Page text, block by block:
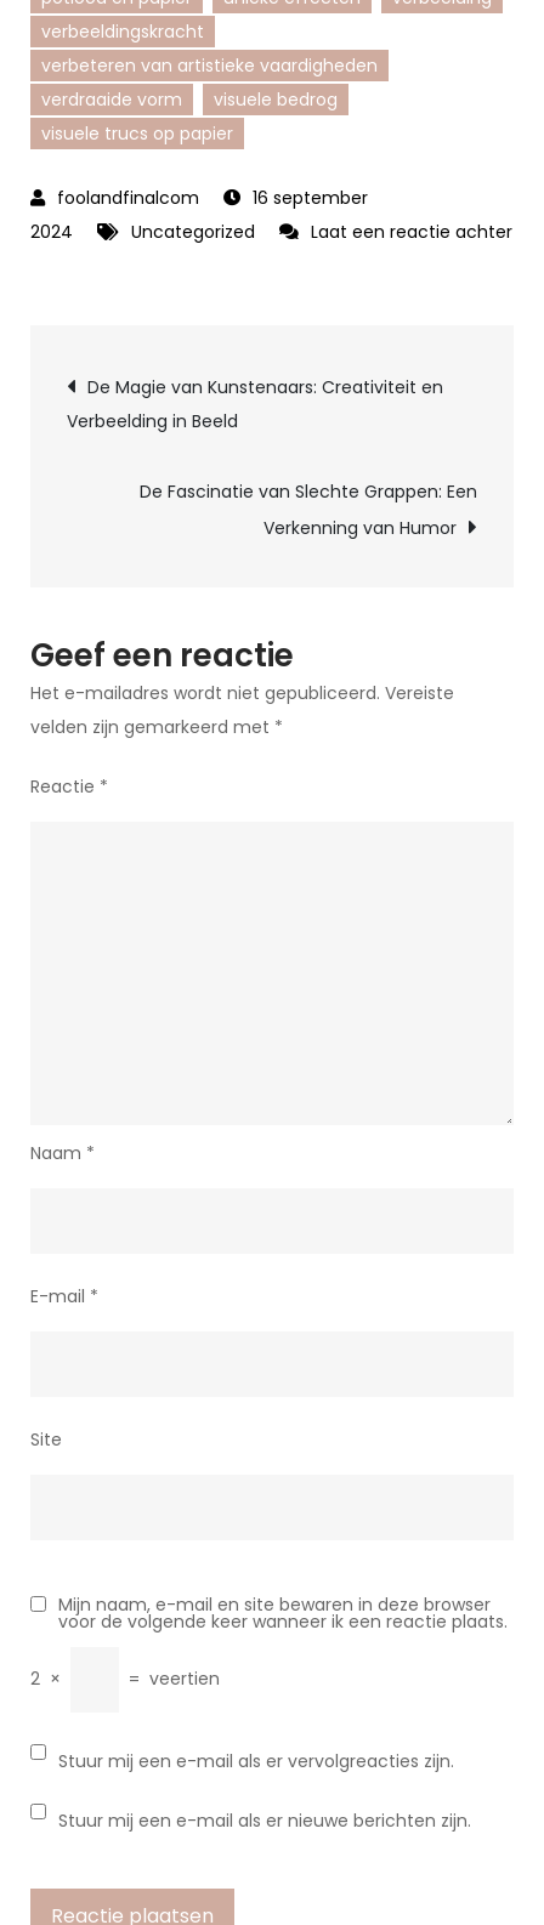
verbeeldingskracht
verbeteren van artistieke vaardigheden
verdraaide vorm
visuele bedrog
visuele trucs op papier
16 september
2024
Uncategorized
Laat een reactie achter
Papier:
Optische
Berichtnavigatie
De Magie van Kunstenaars: Creativiteit en
Verbeelding in Beeld
De Fascinatie van Slechte Grappen: Een
Verkenning van Humor
Geef een reactie
Het e-mailadres wordt niet gepubliceerd. Vereiste
velden zijn gemarkeerd met *
Reactie *
Naam *
E-mail *
Site
Mijn naam, e-mail en site bewaren in deze browser
voor de volgende keer wanneer ik een reactie plaats.
2 × = veertien
Stuur mij een e-mail als er vervolgreacties zijn.
Stuur mij een e-mail als er nieuwe berichten zijn.